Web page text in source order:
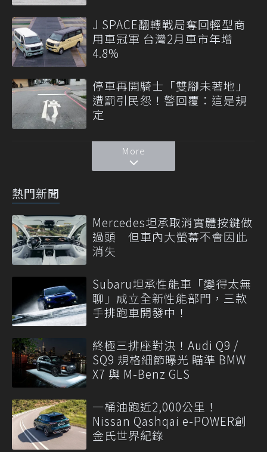
J SPACE翻轉戰局奪回輕型商
用車冠軍 台灣2月車市年增
4.8%
停車再開騎士「雙腳未著地」
遭罰引民怨！警回覆：這是規
定
More
熱門新聞
Mercedes坦承取消實體按鍵做
過頭 但車內大螢幕不會因此
消失
Subaru坦承性能車「變得太無
聊」成立全新性能部門，三款
手排跑車開發中！
終極三排座對決！Audi Q9 /
SQ9 規格細節曝光 瞄準 BMW
X7 與 M-Benz GLS
一桶油跑近2,000公里！
Nissan Qashqai e-POWER創
金氏世界紀錄